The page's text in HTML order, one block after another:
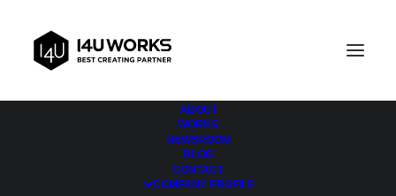
ABOUT
WORKS
NEWSROOM
BLOG
CONTACT
COMPANY PROFILE